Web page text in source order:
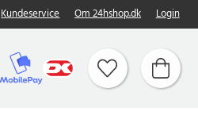
Kundeservice Om 24hshop.dk Login